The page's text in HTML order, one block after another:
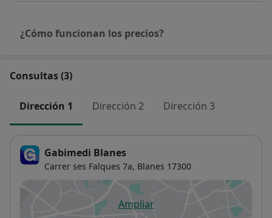
¿Cómo funcionan los precios?
Consultas (3)
Dirección 1 Dirección 2 Dirección 3
Gabimedi Blanes
Carrer ses Falques 7a, Blanes 17300
Ampliarse abre en una nueva